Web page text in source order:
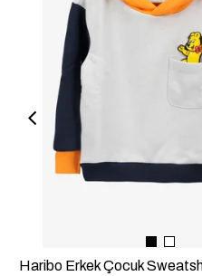
Haribo Erkek Çocuk